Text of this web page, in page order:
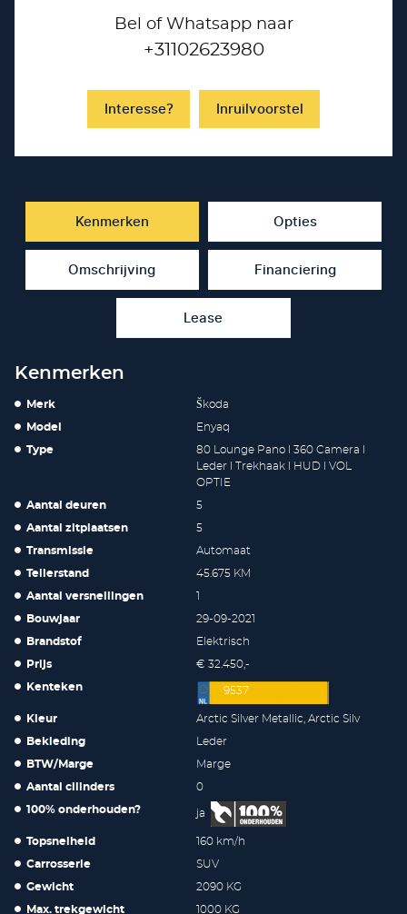
Bel of Whatsapp naar
+31102623980
Interesse? Inruilvoorstel
Kenmerken Opties
Omschrijving Financiering
Lease
Kenmerken
Merk Škoda
Model Enyaq
Type
80 Lounge Pano l 360 Camera l
Leder l Trekhaak l HUD l VOL
OPTIE
Aantal deuren 5
Aantal zitplaatsen 5
Transmissie Automaat
Tellerstand 45.675 KM
Aantal versnellingen 1
Bouwjaar 29-09-2021
Brandstof Elektrisch
Prijs € 32.450,-
Kenteken 9537
Kleur Arctic Silver Metallic, Arctic Silv
Bekleding Leder
BTW/Marge Marge
Aantal cilinders 0
100% onderhouden? ja
Topsnelheid 160 km/h
Carrosserie SUV
Gewicht 2090 KG
Max. trekgewicht 1000 KG